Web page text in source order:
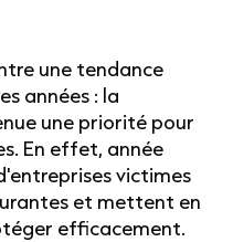
une tendance
années : la
une priorité pour
En effet, année
victimes
et mettent en
efficacement.